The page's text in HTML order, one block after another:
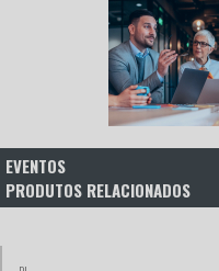
EVENTOS
PRODUTOS RELACIONADOS